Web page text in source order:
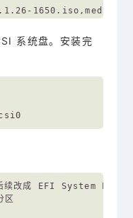
系统盘。安装完
续改成 EFI System